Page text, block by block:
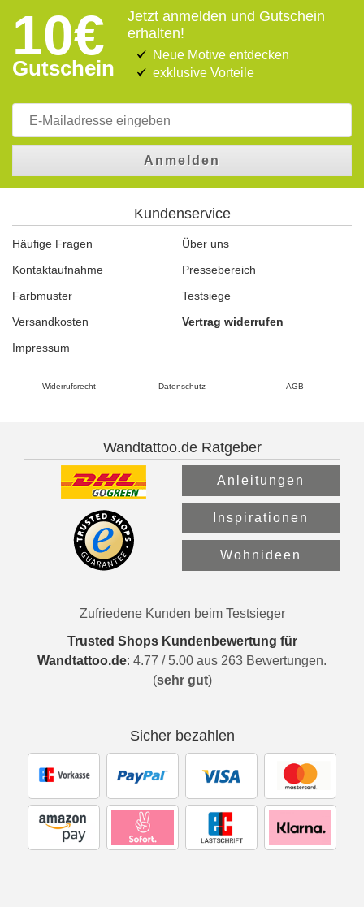
10€
Gutschein
Jetzt anmelden und Gutschein
erhalten!
Neue Motive entdecken
exklusive Vorteile
Anmelden
Kundenservice
Häufige Fragen
Über uns
Kontaktaufnahme
Pressebereich
Farbmuster
Testsiege
Versandkosten
Vertrag widerrufen
Impressum
Widerrufsrecht Datenschutz AGB
Wandtattoo.de Ratgeber
Anleitungen
Inspirationen
Wohnideen
Zufriedene Kunden beim Testsieger
Trusted Shops Kundenbewertung für
Wandtattoo.de: 4.77 / 5.00 aus 263 Bewertungen.
(sehr gut)
Sicher bezahlen